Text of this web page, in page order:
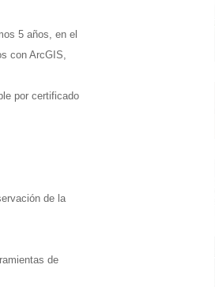
5 años, en el
con ArcGIS,
por certificado
de la
de